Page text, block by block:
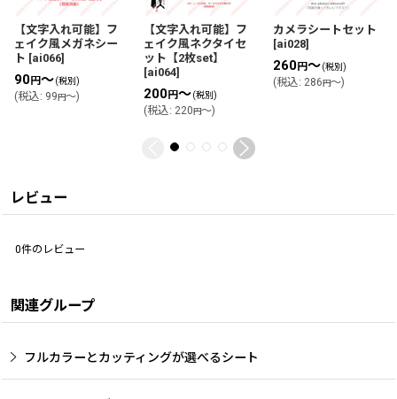
【文字入れ可能】フ
ェイク風メガネシー
ト [ai066]
90円～(税別)
(税込: 99円～)
【文字入れ可能】フ
ェイク風ネクタイセ
ット【2枚set】
[ai064]
200円～(税別)
(税込: 220円～)
カメラシートセット
[ai028]
260円～(税別)
(税込: 286円～)
レビュー
0件のレビュー
関連グループ
フルカラーとカッティングが選べるシート